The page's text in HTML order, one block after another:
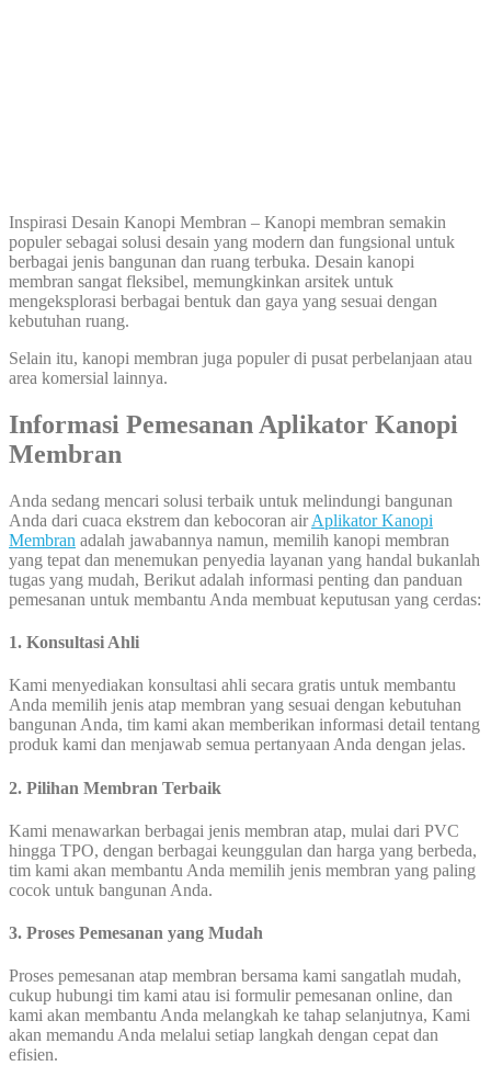
Inspirasi Desain Kanopi Membran – Kanopi membran semakin
populer sebagai solusi desain yang modern dan fungsional untuk
berbagai jenis bangunan dan ruang terbuka. Desain kanopi
membran sangat fleksibel, memungkinkan arsitek untuk
mengeksplorasi berbagai bentuk dan gaya yang sesuai dengan
kebutuhan ruang.
Selain itu, kanopi membran juga populer di pusat perbelanjaan atau
area komersial lainnya.
Informasi Pemesanan Aplikator Kanopi
Membran
Anda sedang mencari solusi terbaik untuk melindungi bangunan
Anda dari cuaca ekstrem dan kebocoran airAplikator Kanopi
Membran adalah jawabannya namun, memilih kanopi membran
yang tepat dan menemukan penyedia layanan yang handal bukanlah
tugas yang mudah, Berikut adalah informasi penting dan panduan
pemesanan untuk membantu Anda membuat keputusan yang cerdas:
1. Konsultasi Ahli
Kami menyediakan konsultasi ahli secara gratis untuk membantu
Anda memilih jenis atap membran yang sesuai dengan kebutuhan
bangunan Anda, tim kami akan memberikan informasi detail tentang
produk kami dan menjawab semua pertanyaan Anda dengan jelas.
2. Pilihan Membran Terbaik
Kami menawarkan berbagai jenis membran atap, mulai dari PVC
hingga TPO, dengan berbagai keunggulan dan harga yang berbeda,
tim kami akan membantu Anda memilih jenis membran yang paling
cocok untuk bangunan Anda.
3. Proses Pemesanan yang Mudah
Proses pemesanan atap membran bersama kami sangatlah mudah,
cukup hubungi tim kami atau isi formulir pemesanan online, dan
kami akan membantu Anda melangkah ke tahap selanjutnya, Kami
akan memandu Anda melalui setiap langkah dengan cepat dan
efisien.